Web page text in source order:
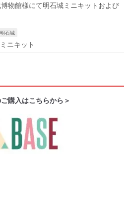
博物館様にて明石城ミニキットおよび
明石城
ニキット
購入はこちらから＞